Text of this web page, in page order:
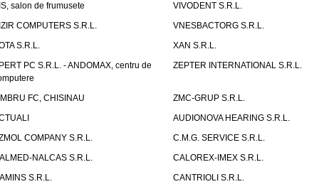
salon de frumusete
VIVODENT S.R.L.
COMPUTERS S.R.L.
VNESBACTORG S.R.L.
S.R.L.
XAN S.R.L.
PC S.R.L. - ANDOMAX, centru de
ZEPTER INTERNATIONAL S.R.L.
FC, CHISINAU
ZMC-GRUP S.R.L.
AUDIONOVA HEARING S.R.L.
COMPANY S.R.L.
C.M.G. SERVICE S.R.L.
NALCAS S.R.L.
CALOREX-IMEX S.R.L.
S.R.L.
CANTRIOLI S.R.L.